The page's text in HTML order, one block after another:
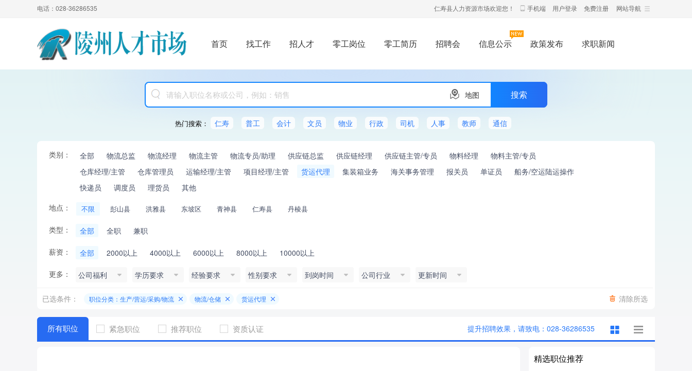
电话：028-36286535 网站导航
仁寿县人力资源市场欢迎您！ 手机端 用户登录 免费注册
首页 找工作 招人才 零工岗位 零工简历 招聘会 信息公示 政策发布 求职新闻
地图
热门搜索： 仁寿 普工 会计 文员 物业 行政 司机 人事 教师 通信
类别： 全部 物流总监 物流经理 物流主管 物流专员/助理 供应链总监 供应链经理 供应链主管/专员 物料经理
物料主管/专员
仓库经理/主管
仓库管理员 运输经理/主管 项目经理/主管 货运代理 集装箱业务 海关事务管理 报关员 单证员
船务/空运陆运操作
快递员
调度员 理货员
其他
地点：
不限 彭山县 洪雅县 东坡区 青神县 仁寿县 丹棱县
类型： 全部 全职 兼职
薪资： 全部 2000以上 4000以上 6000以上 8000以上 10000以上
更多： 公司福利 学历要求 经验要求 性别要求 到岗时间 公司行业 更新时间
清除所选
已选条件： 职位分类：生产/营运/采购/物流 物流/仓储 货运代理
所有职位 紧急职位 推荐职位 资质认证 提升招聘效果，请致电：028-36286535
精选职位推荐